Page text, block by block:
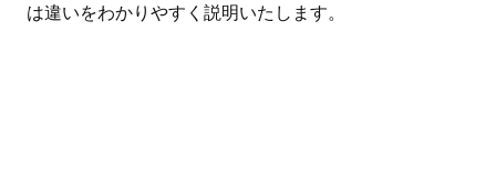
は違いをわかりやすく説明いたします。